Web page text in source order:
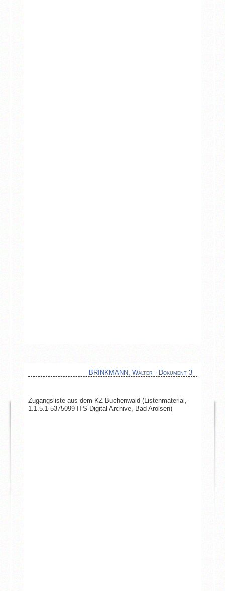
BRINKMANN, Walter - Dokument 3
Zugangsliste aus dem KZ Buchenwald (Listenmaterial,
1.1.5.1-5375099-ITS Digital Archive, Bad Arolsen)